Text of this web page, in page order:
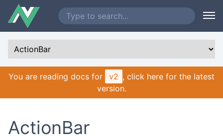
You are reading docs for v2 , click here for the latest
version.
ActionBar